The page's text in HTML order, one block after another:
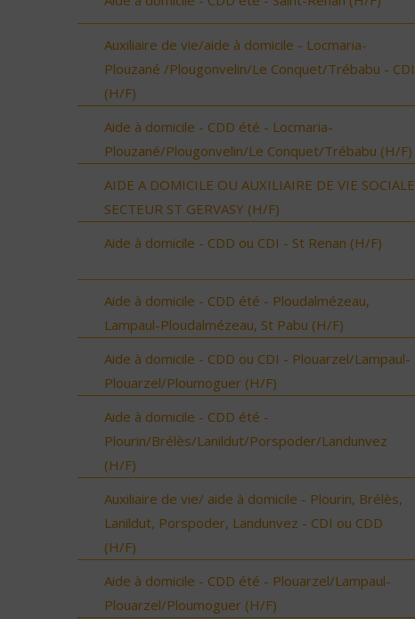
Auxiliaire de vie/aide à domicile - Locmaria-
Plouzané /Plougonvelin/Le Conquet/Trébabu - CDI
(H/F)
Aide à domicile - CDD été - Locmaria-
Plouzané/Plougonvelin/Le Conquet/Trébabu (H/F)
AIDE A DOMICILE OU AUXILIAIRE DE VIE SOCIALE
SECTEUR ST GERVASY (H/F)
Aide à domicile - CDD ou CDI - St Renan (H/F)
Aide à domicile - CDD été - Ploudalmézeau,
Lampaul-Ploudalmézeau, St Pabu (H/F)
Aide à domicile - CDD ou CDI - Plouarzel/Lampaul-
Plouarzel/Ploumoguer (H/F)
Aide à domicile - CDD été -
Plourin/Brélès/Lanildut/Porspoder/Landunvez
(H/F)
Auxiliaire de vie/ aide à domicile - Plourin, Brélès,
Lanildut, Porspoder, Landunvez - CDI ou CDD
(H/F)
Aide à domicile - CDD été - Plouarzel/Lampaul-
Plouarzel/Ploumoguer (H/F)